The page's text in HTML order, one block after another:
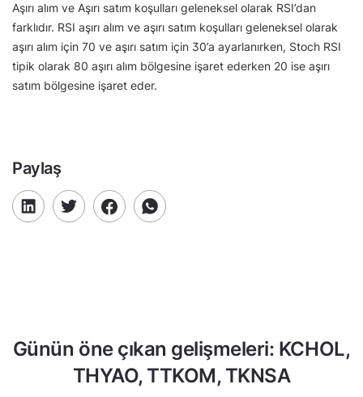
Aşırı alım ve Aşırı satım koşulları geleneksel olarak RSI’dan
farklıdır. RSI aşırı alım ve aşırı satım koşulları geleneksel olarak
aşırı alım için 70 ve aşırı satım için 30’a ayarlanırken, Stoch RSI
tipik olarak 80 aşırı alım bölgesine işaret ederken 20 ise aşırı
satım bölgesine işaret eder.
Paylaş
Günün öne çıkan gelişmeleri: KCHOL,
THYAO, TTKOM, TKNSA